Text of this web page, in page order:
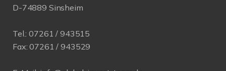
D-74889 Sinsheim
Tel.:07261 / 943515
Fax: 07261 / 943529